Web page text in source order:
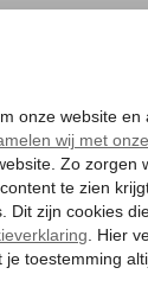
ZONVAKANTIE
Gratis annuleren*